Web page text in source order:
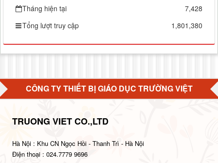
Tháng hiện tại
7,428
Tổng lượt truy cập
1,801,380
CÔNG TY THIẾT BỊ GIÁO DỤC TRƯỜNG VIỆT
TRUONG VIET CO.,LTD
Hà Nội : Khu CN Ngọc Hồi - Thanh Trì - Hà Nội
Điện thoại : 024.7779 9696